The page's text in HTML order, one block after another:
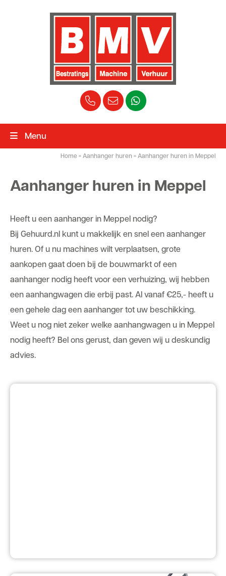
Menu
Home » Aanhanger huren » Aanhanger huren in Meppel
Aanhanger huren in Meppel
Heeft u een aanhanger in Meppel nodig?
Bij Gehuurd.nl kunt u makkelijk en snel een aanhanger
huren. Of u nu machines wilt verplaatsen, grote
aankopen gaat doen bij de bouwmarkt of een
aanhanger nodig heeft voor een verhuizing, wij hebben
een aanhangwagen die erbij past. Al vanaf €25,- heeft u
een gehele dag een aanhanger tot uw beschikking.
Weet u nog niet zeker welke aanhangwagen u in Meppel
nodig heeft? Bel ons gerust, dan geven wij u deskundig
advies.